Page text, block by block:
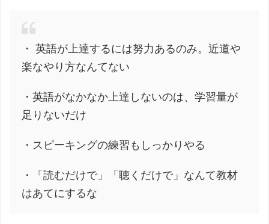
・ 英語が上達するには努力あるのみ。近道や
楽なやり方なんてない
・英語がなかなか上達しないのは、学習量が
足りないだけ
・スピーキングの練習もしっかりやる
・「読むだけで」「聴くだけで」なんて教材
はあてにするな